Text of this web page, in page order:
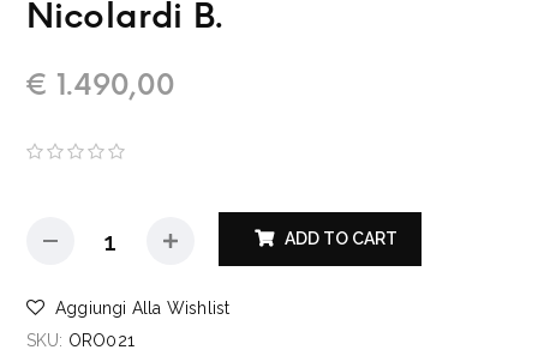
Nicolardi B.
€ 1.490,00
ADD TO CART
Aggiungi Alla Wishlist
SKU: ORO021